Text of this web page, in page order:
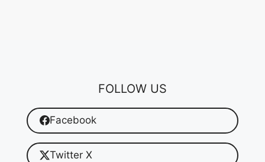
FOLLOW US
Facebook
Twitter X